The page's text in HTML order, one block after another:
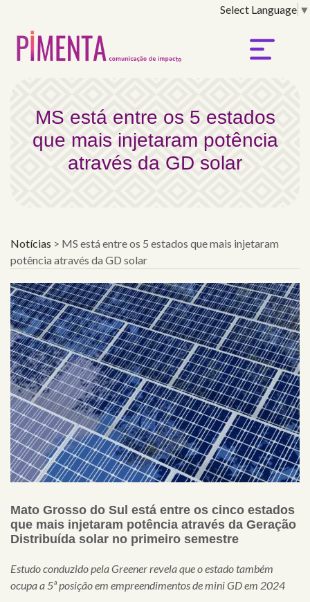
Select Language ▼
MS está entre os 5 estados
que mais injetaram potência
através da GD solar
Notícias > MS está entre os 5 estados que mais injetaram
potência através da GD solar
Mato Grosso do Sul está entre os cinco estados
que mais injetaram potência através da Geração
Distribuída solar no primeiro semestre
Estudo conduzido pela Greener revela que o estado também
ocupa a 5ª posição em empreendimentos de mini GD em 2024